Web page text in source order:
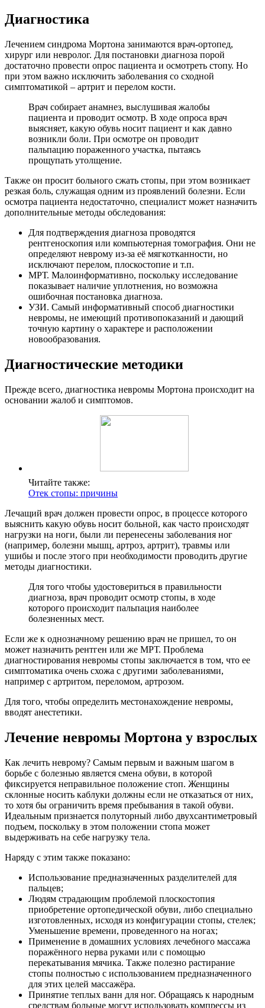
Диагностика
Лечением синдрома Мортона занимаются врач-ортопед,
хирург или невролог. Для постановки диагноза порой
достаточно провести опрос пациента и осмотреть стопу. Но
при этом важно исключить заболевания со сходной
симптоматикой – артрит и перелом кости.
Врач собирает анамнез, выслушивая жалобы
пациента и проводит осмотр. В ходе опроса врач
выясняет, какую обувь носит пациент и как давно
возникли боли. При осмотре он проводит
пальпацию пораженного участка, пытаясь
прощупать утолщение.
Также он просит больного сжать стопы, при этом возникает
резкая боль, служащая одним из проявлений болезни. Если
осмотра пациента недостаточно, специалист может назначить
дополнительные методы обследования:
Для подтверждения диагноза проводятся
рентгеноскопия или компьютерная томография. Они не
определяют неврому из-за её мягкотканности, но
исключают перелом, плоскостопие и т.п.
МРТ. Малоинформативно, поскольку исследование
показывает наличие уплотнения, но возможна
ошибочная постановка диагноза.
УЗИ. Самый информативный способ диагностики
невромы, не имеющий противопоказаний и дающий
точную картину о характере и расположении
новообразования.
Диагностические методики
Прежде всего, диагностика невромы Мортона происходит на
основании жалоб и симптомов.
Читайте также:
Отек стопы: причины
Лечащий врач должен провести опрос, в процессе которого
выяснить какую обувь носит больной, как часто происходят
нагрузки на ноги, были ли перенесены заболевания ног
(например, болезни мышц, артроз, артрит), травмы или
ушибы и после этого при необходимости проводить другие
методы диагностики.
Для того чтобы удостовериться в правильности
диагноза, врач проводит осмотр стопы, в ходе
которого происходит пальпация наиболее
болезненных мест.
Если же к однозначному решению врач не пришел, то он
может назначить рентген или же МРТ. Проблема
диагностирования невромы стопы заключается в том, что ее
симптоматика очень схожа с другими заболеваниями,
например с артритом, переломом, артрозом.
Для того, чтобы определить местонахождение невромы,
вводят анестетики.
Лечение невромы Мортона у взрослых
Как лечить неврому? Самым первым и важным шагом в
борьбе с болезнью является смена обуви, в которой
фиксируется неправильное положение стоп. Женщины
склонные носить каблуки должны если не отказаться от них,
то хотя бы ограничить время пребывания в такой обуви.
Идеальным признается полуторный либо двухсантиметровый
подъем, поскольку в этом положении стопа может
выдерживать на себе нагрузку тела.
Наряду с этим также показано:
Использование предназначенных разделителей для
пальцев;
Людям страдающим проблемой плоскостопия
приобретение ортопедической обуви, либо специально
изготовленных, исходя из конфигурации стопы, стелек;
Уменьшение времени, проведенного на ногах;
Применение в домашних условиях лечебного массажа
поражённого нерва руками или с помощью
перекатывания мячика. Также полезно растирание
стопы полностью с использованием предназначенного
для этих целей массажёра.
Принятие теплых ванн для ног. Обращаясь к народным
средствам больные могут использовать компрессы из